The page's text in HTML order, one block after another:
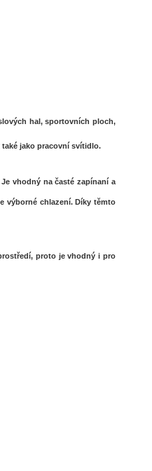
hal, sportovních ploch,
jako pracovní svítidlo.
vhodný na časté zapínaní a
výborné chlazení. Díky těmto
proto je vhodný i pro